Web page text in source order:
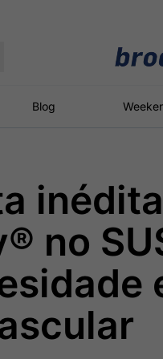
Blog
Político
Os bastidores da
política em
tempo real
Energia
O setor de
energia
no Brasil
no